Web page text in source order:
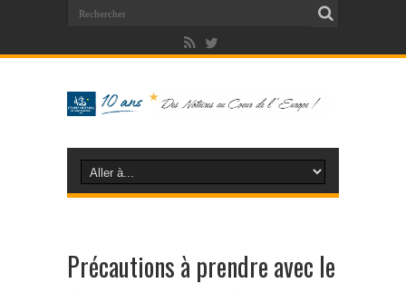
Précautions à prendre avec le